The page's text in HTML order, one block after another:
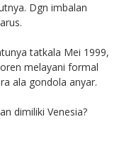
Dgn imbalan
tatkala Mei 1999,
melayani formal
ala gondola anyar.
dimiliki Venesia?